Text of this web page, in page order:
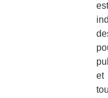
est
et